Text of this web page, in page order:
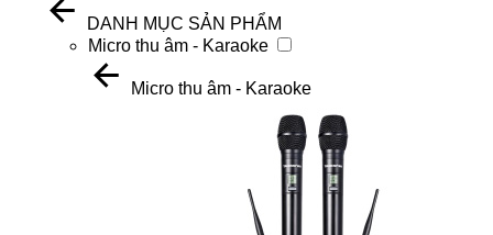
DANH MỤC SẢN PHẨM
Micro thu âm - Karaoke
Micro thu âm - Karaoke